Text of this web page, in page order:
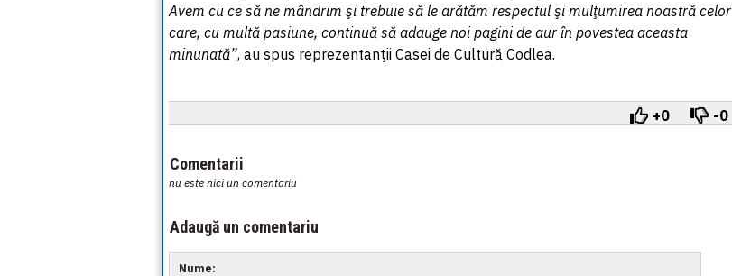
Avem cu ce să ne mândrim şi trebuie să le arătăm respectul şi mulţumirea noastră celor
care, cu multă pasiune, continuă să adauge noi pagini de aur în povestea aceasta
minunată”, au spus reprezentanţii Casei de Cultură Codlea.
+0 -0
Comentarii
nu este nici un comentariu
Adaugă un comentariu
Nume: